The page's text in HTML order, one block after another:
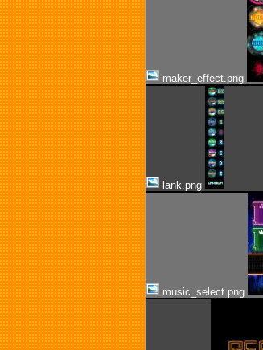
maker_effect.png
lank.png
music_select.png